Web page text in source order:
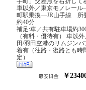
車以外／東京モノレー
町駅乗換―JR山手線 所
約40分
補足:車／共有駐車場約
（有料・優待有） 車以
田/羽田空港のリムジンバ
着有（往路・復路とも時
定）
￥